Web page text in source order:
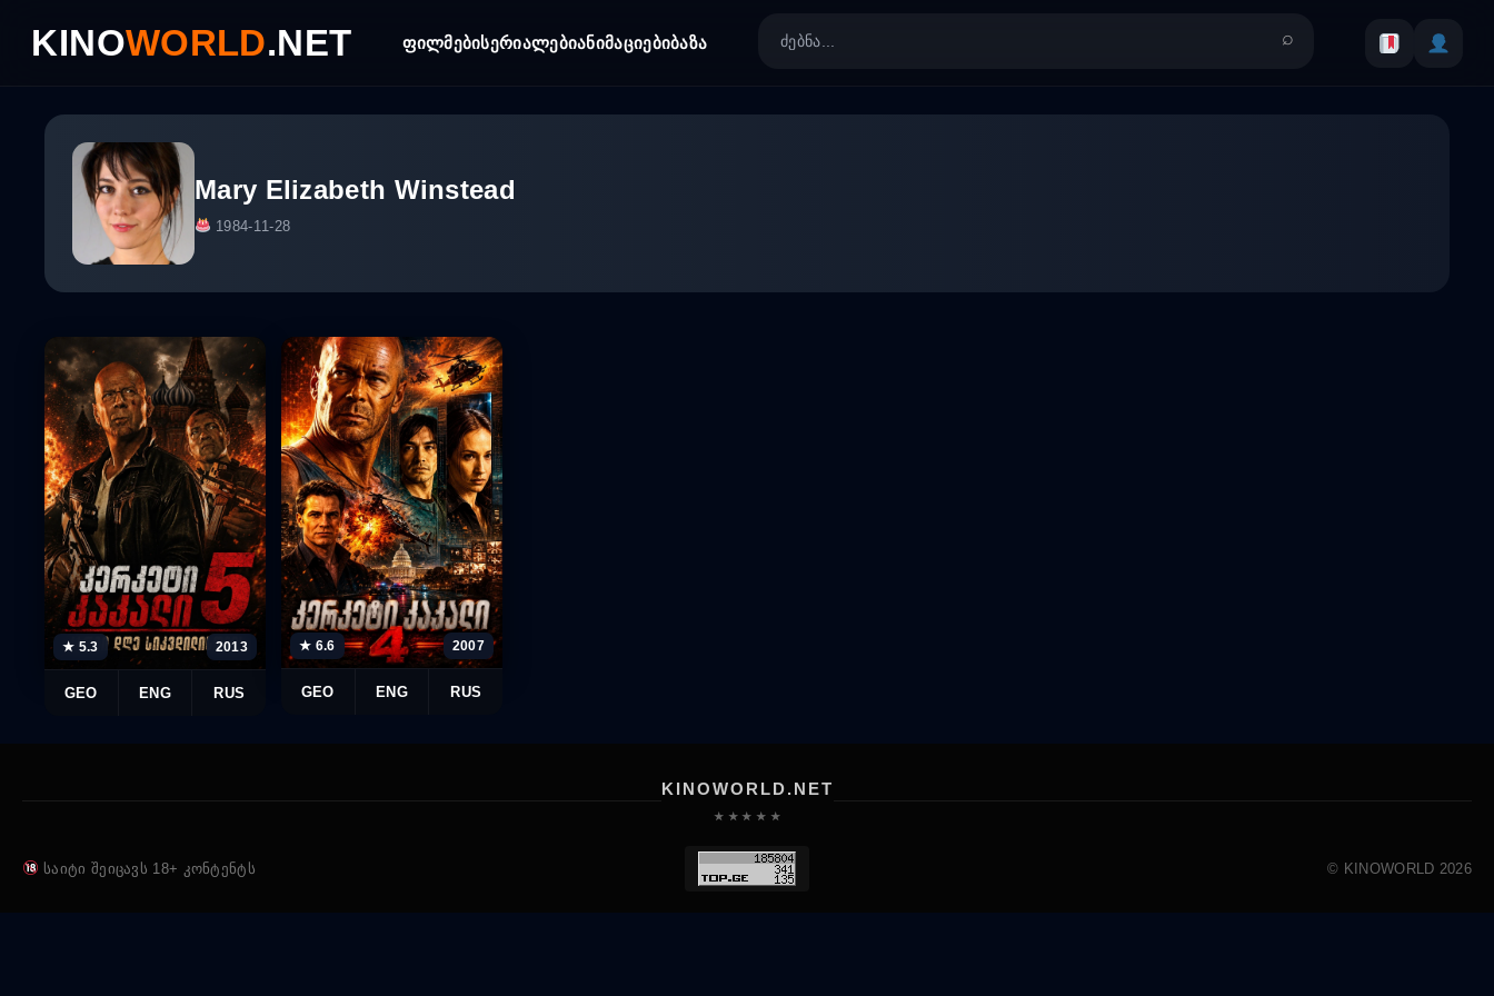
contentKINOWORLD.NET ფილმებისერიალებიანიმაციებიბაზა
Mary Elizabeth Winstead
1984-11-28
★ 5.3 2013
GEO ENG RUS
★ 6.6 2007
GEO ENG RUS
KINOWORLD.NET
★ ★ ★ ★ ★
საიტი შეიცავს 18+ კონტენტს © KINOWORLD 2026